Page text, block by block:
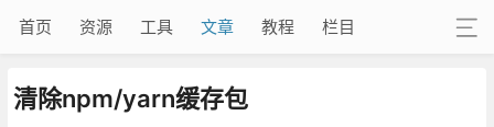
首页 资源 工具 文章 教程 栏目
清除npm/yarn缓存包